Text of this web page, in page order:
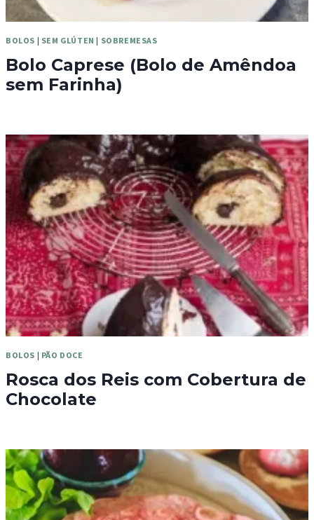
BOLOS | SEM GLÚTEN | SOBREMESAS
Bolo Caprese (Bolo de Amêndoa
sem Farinha)
BOLOS | PÃO DOCE
Rosca dos Reis com Cobertura de
Chocolate